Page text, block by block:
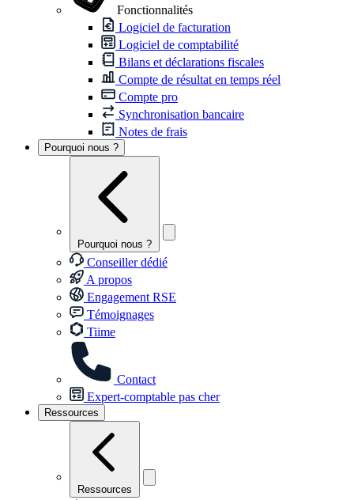
Fonctionnalités
Logiciel de facturation
Logiciel de comptabilité
Bilans et déclarations fiscales
Compte de résultat en temps réel
Compte pro
Synchronisation bancaire
Notes de frais
Pourquoi nous ?
Pourquoi nous ?
Conseiller dédié
A propos
Engagement RSE
Témoignages
Tiime
Contact
Expert-comptable pas cher
Ressources
Ressources